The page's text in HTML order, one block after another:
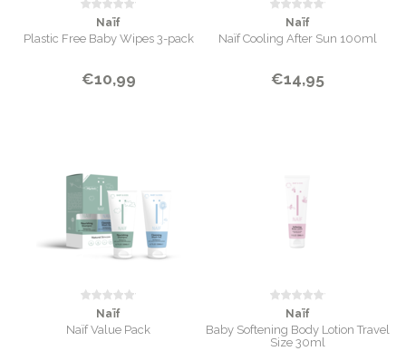
Naïf
Plastic Free Baby Wipes 3-pack
€10,99
Naïf
Naïf Cooling After Sun 100ml
€14,95
Naïf
Naïf Value Pack
Naïf
Baby Softening Body Lotion Travel
Size 30ml